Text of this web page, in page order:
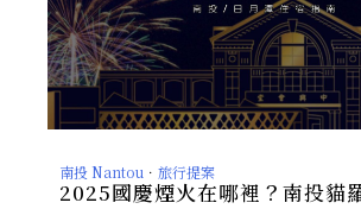
南投 Nantou ． 旅行提案
2025國慶煙火在哪裡？南投貓